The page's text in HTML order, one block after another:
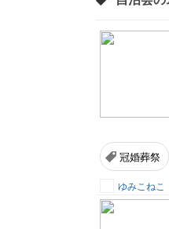
冠婚葬祭
ゆみこねこ